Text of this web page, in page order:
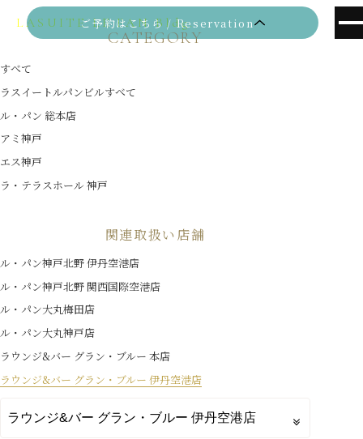
LASUITE LE PAN Bldg.
ご予約はこちら / Reservation
TOPICS
おすすめ情報
CATEGORY
すべて
ラスイートルパンビルすべて
ル・パン 総本店
アミ神戸
エス神戸
ラ・テラスホール 神戸
関連取扱い店舗
ル・パン神戸北野 伊丹空港店
ル・パン神戸北野 関西国際空港店
ル・パン大丸梅田店
ル・パン大丸神戸店
ラウンジ&バー グラン・ブルー 本店
ラウンジ&バー グラン・ブルー 伊丹空港店